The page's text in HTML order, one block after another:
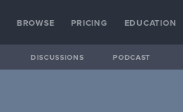
BROWSE PRICING EDUCATION
DISCUSSIONS PODCAST